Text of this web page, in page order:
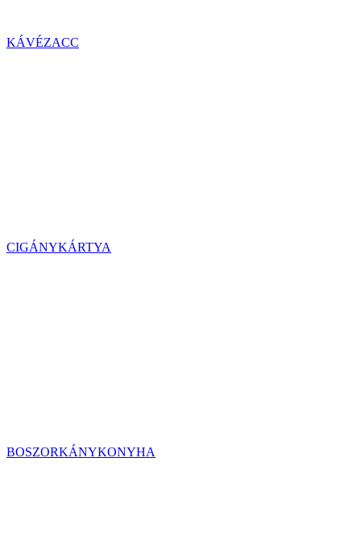
KÁVÉZACC
CIGÁNYKÁRTYA
BOSZORKÁNYKONYHA